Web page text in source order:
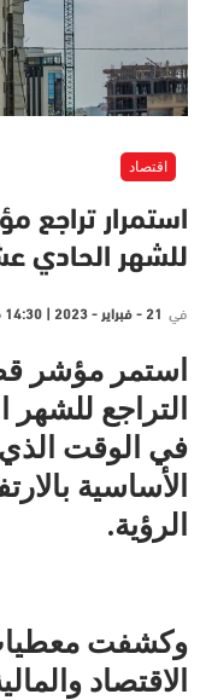
اقتصاد
استمرار تراجع
للشهر الحادي
في 21 - فبراير - 2023 | 14:30 مساءً
استمر مؤشر
التراجع
في الوقت الذي
الأساسية
الرؤية.
وكشفت
الاقتصاد